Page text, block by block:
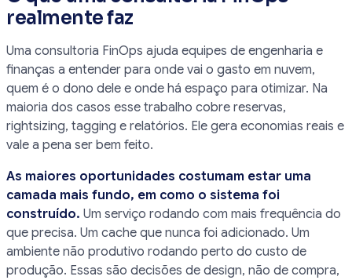
realmente faz
Uma consultoria FinOps ajuda equipes de engenharia e
finanças a entender para onde vai o gasto em nuvem,
quem é o dono dele e onde há espaço para otimizar. Na
maioria dos casos esse trabalho cobre reservas,
rightsizing, tagging e relatórios. Ele gera economias reais e
vale a pena ser bem feito.
As maiores oportunidades costumam estar uma
camada mais fundo, em como o sistema foi
construído. Um serviço rodando com mais frequência do
que precisa. Um cache que nunca foi adicionado. Um
ambiente não produtivo rodando perto do custo de
produção. Essas são decisões de design, não de compra,